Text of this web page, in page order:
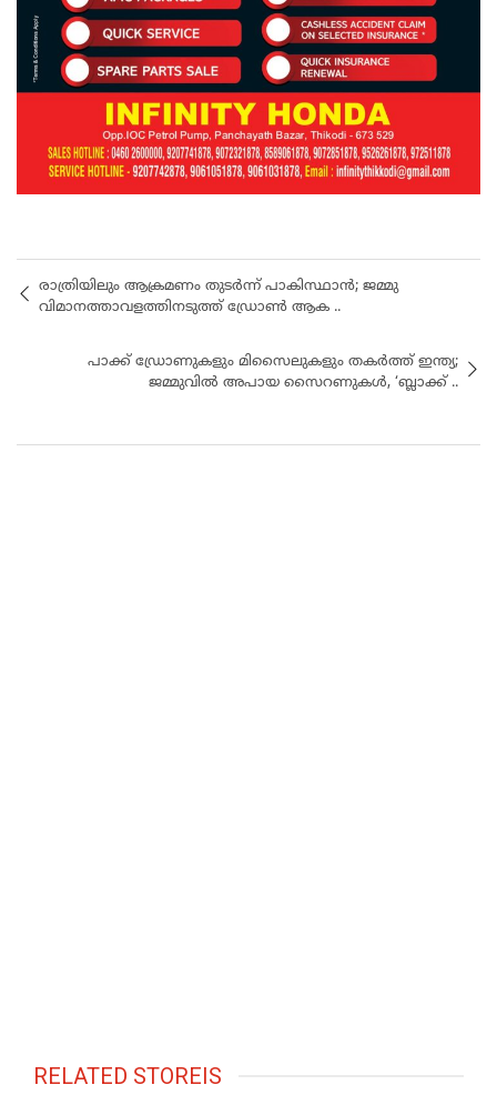
രാത്രിയിലും ആക്രമണം തുടർന്ന് പാകിസ്ഥാൻ; ജമ്മു
വിമാനത്താവളത്തിനടുത്ത് ഡ്രോൺ ആക ..
പാക്ക് ഡ്രോണുകളും മിസൈലുകളും തകർത്ത് ഇന്ത്യ;
ജമ്മുവിൽ അപായ സൈറണുകൾ, ‘ബ്ലാക്ക് ..
RELATED STOREIS